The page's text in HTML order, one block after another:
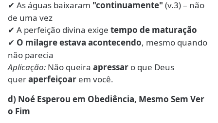
✔ As águas baixaram "continuamente" (v.3) – não
de uma vez
✔ A perfeição divina exige tempo de maturação
✔ O milagre estava acontecendo, mesmo quando
não parecia
Aplicação: Não queira apressar o que Deus
queraperfeiçoar em você.
d) Noé Esperou em Obediência, Mesmo Sem Ver
o Fim